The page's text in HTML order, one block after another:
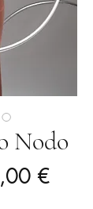
Nodo
€Prezzo